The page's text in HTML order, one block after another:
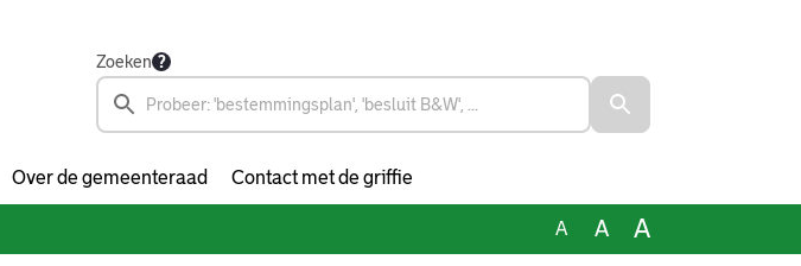
Zoeken
Over de gemeenteraad Contact met de griffie
A A A